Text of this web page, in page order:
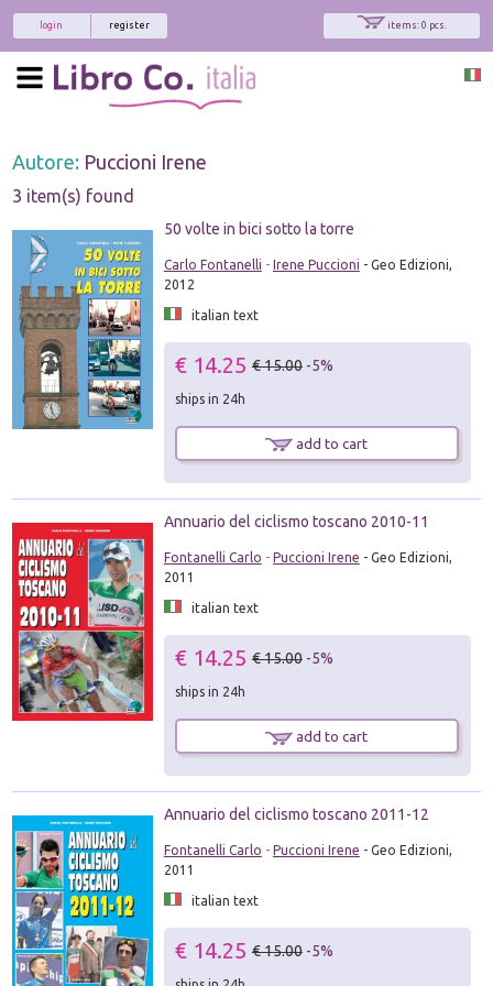
items: 0 pcs.
register
login
Autore: Puccioni Irene
3 item(s) found
50 volte in bici sotto la torre
Carlo Fontanelli - Irene Puccioni - Geo Edizioni,
2012
italian text
€ 14.25 € 15.00 -5%
ships in 24h
add to cart
Annuario del ciclismo toscano 2010-11
Fontanelli Carlo - Puccioni Irene - Geo Edizioni,
2011
italian text
€ 14.25 € 15.00 -5%
ships in 24h
add to cart
Annuario del ciclismo toscano 2011-12
Fontanelli Carlo - Puccioni Irene - Geo Edizioni,
2011
italian text
€ 14.25 € 15.00 -5%